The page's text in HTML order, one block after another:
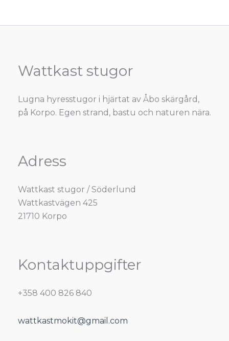
Wattkast stugor
Lugna hyresstugor i hjärtat av Åbo skärgård,
på Korpo. Egen strand, bastu och naturen nära.
Adress
Wattkast stugor / Söderlund
Wattkastvägen 425
21710 Korpo
Kontaktuppgifter
+358 400 826 840
wattkastmokit@gmail.com